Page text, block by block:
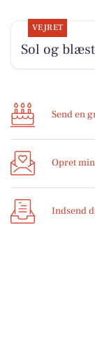
VEJRET
Sol og
Send en
Opret
Indsend